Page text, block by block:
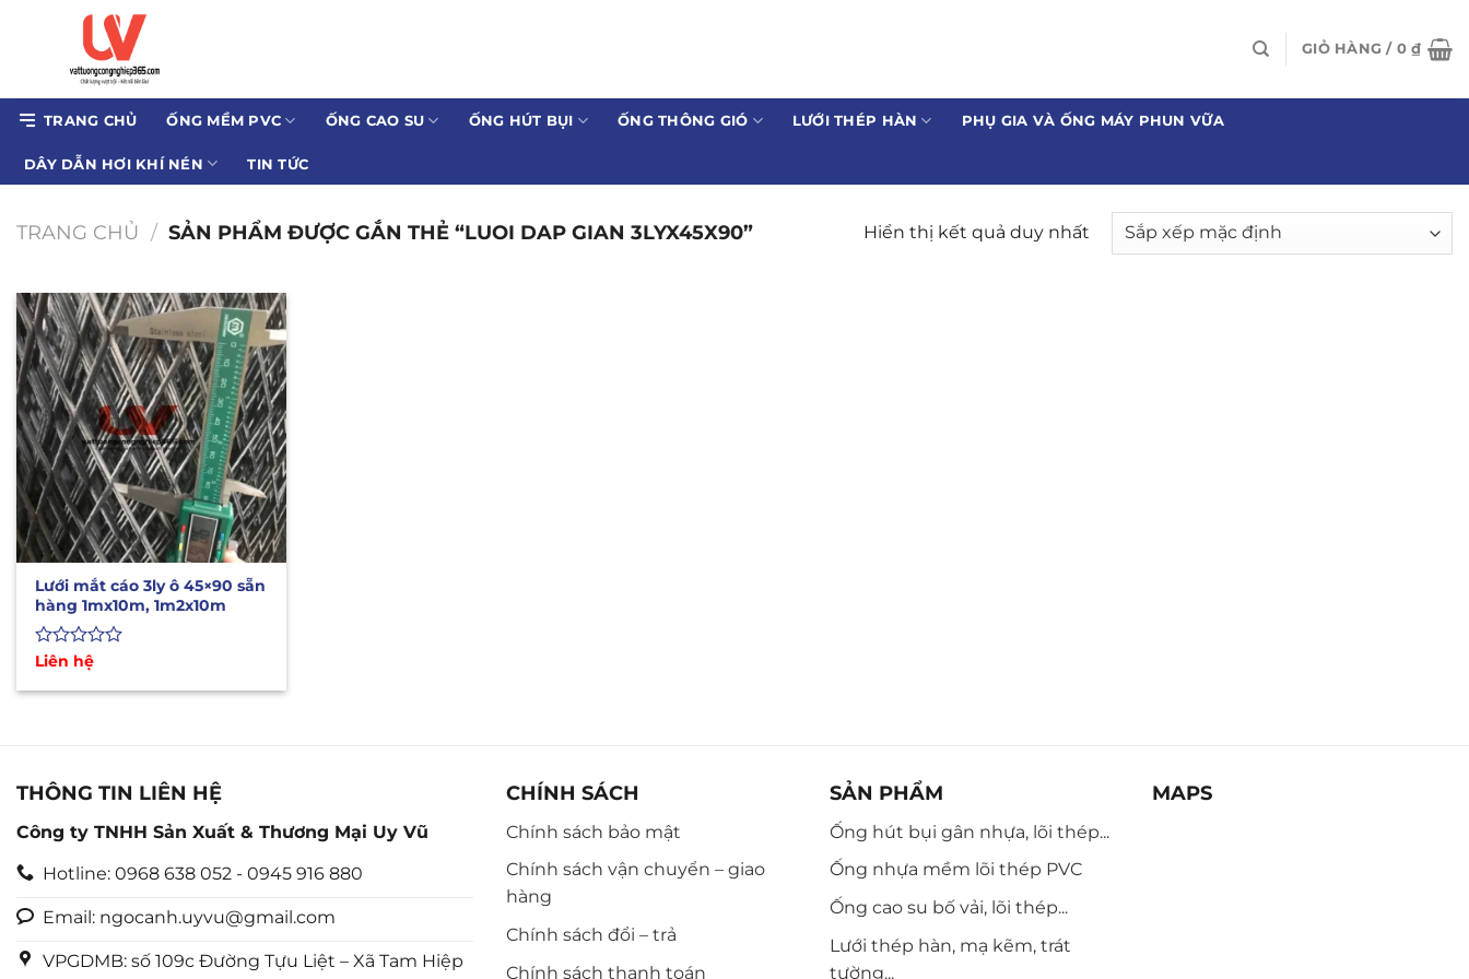
dung
GIỎ HÀNG / 0₫
TRANG CHỦ ỐNG MỀM PVC ỐNG CAO SU ỐNG HÚT BỤI ỐNG THÔNG GIÓ LƯỚI THÉP HÀN PHỤ GIA VÀ ỐNG MÁY PHUN VỮA
DÂY DẪN HƠI KHÍ NÉN TIN TỨC
TRANG CHỦ / SẢN PHẨM ĐƯỢC GẮN THẺ “LUOI DAP GIAN 3LYX45X90” Hiển thị kết quả duy nhất
Lưới mắt cáo 3ly ô 45×90 sẵn
hàng 1mx10m, 1m2x10m
Được
hạng
Liên hệ
THÔNG TIN LIÊN HỆ
Công ty TNHH Sản Xuất & Thương Mại Uy Vũ
Hotline: 0968 638 052 - 0945 916 880
Email: ngocanh.uyvu@gmail.com
VPGDMB: số 109c Đường Tựu Liệt – Xã Tam Hiệp
CHÍNH SÁCH
Chính sách bảo mật
Chính sách vận chuyển – giao
hàng
Chính sách đổi – trả
Chính sách thanh toán
SẢN PHẨM
Ống hút bụi gân nhựa, lõi thép...
Ống nhựa mềm lõi thép PVC
Ống cao su bố vải, lõi thép...
Lưới thép hàn, mạ kẽm, trát
tường...
MAPS